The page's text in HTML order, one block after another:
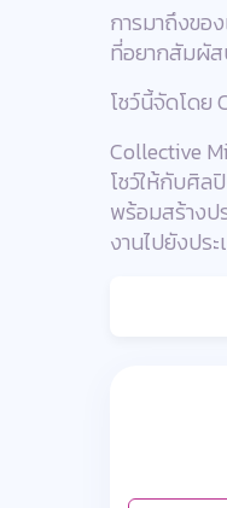
การมาถึงขอ
ที่อยากสัมผัส
โชว์นี้จัดโดย
Collective
โชว์ให้กับศิล
พร้อมสร้างป
งานไปยังปร